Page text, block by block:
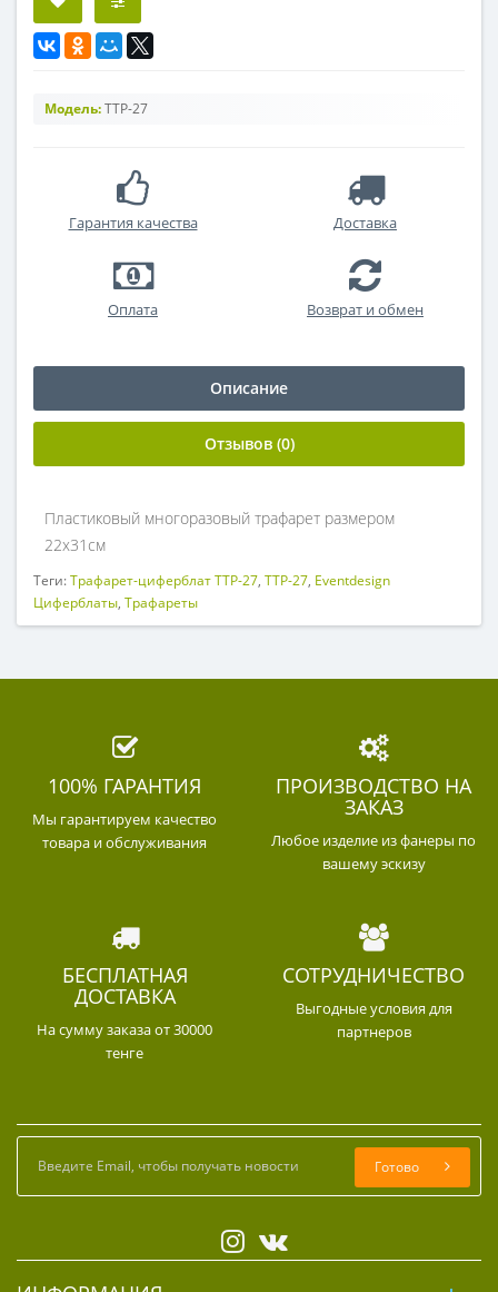
Модель:ТТР-27
Гарантия качества Доставка
Оплата Возврат и обмен
Описание
Отзывов (0)
Пластиковый многоразовый трафарет размером
22х31см
Теги:Трафарет-циферблат ТТР-27, ТТР-27, Eventdesign
Циферблаты, Трафареты
100% ГАРАНТИЯ
Мы гарантируем качество
товара и обслуживания
ПРОИЗВОДСТВО НА
ЗАКАЗ
Любое изделие из фанеры по
вашему эскизу
БЕСПЛАТНАЯ
ДОСТАВКА
На сумму заказа от 30000
тенге
СОТРУДНИЧЕСТВО
Выгодные условия для
партнеров
Готово